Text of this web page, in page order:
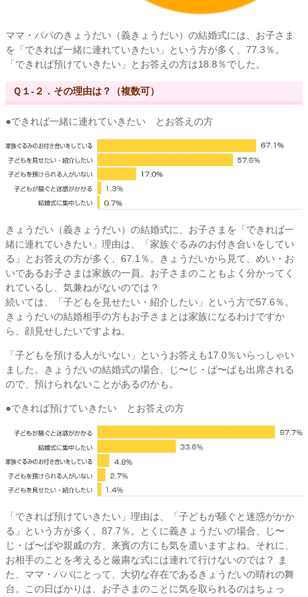
ママ・パパのきょうだい（義きょうだい）の結婚式には、お子さま
を「できれば一緒に連れていきたい」という方が多く、77.3％。
「できれば預けていきたい」とお答えの方は18.8％でした。
Ｑ１-２．その理由は？（複数可）
●できれば一緒に連れていきたい とお答えの方
きょうだい（義きょうだい）の結婚式に、お子さまを「できれば一
緒に連れていきたい」理由は、「家族ぐるみのお付き合いをしてい
る」とお答えの方が多く、67.1％。きょうだいから見て、めい・お
いであるお子さまは家族の一員。お子さまのこともよく分かってく
れているし、気兼ねがないのでは？
続いては、「子どもを見せたい・紹介したい」という方で57.6％。
きょうだいの結婚相手の方もお子さまとは家族になるわけですか
ら、顔見せしたいですよね。
「子どもを預ける人がいない」というお答えも17.0％いらっしゃい
ました。きょうだいの結婚式の場合、じ〜じ・ば〜ばも出席される
ので、預けられないことがあるのかも。
●できれば預けていきたい とお答えの方
「できれば預けていきたい」理由は、「子どもが騒ぐと迷惑がかか
る」という方が多く、87.7％。とくに義きょうだいの場合、じ〜
じ・ば〜ばや親戚の方、来賓の方にも気を遣いますよね。それに、
お相手のことを考えると厳粛な式には連れて行けないのでは？ ま
た、ママ・パパにとって、大切な存在であるきょうだいの晴れの舞
台。この日ばかりは、お子さまのことに気を取られるのはちょっ